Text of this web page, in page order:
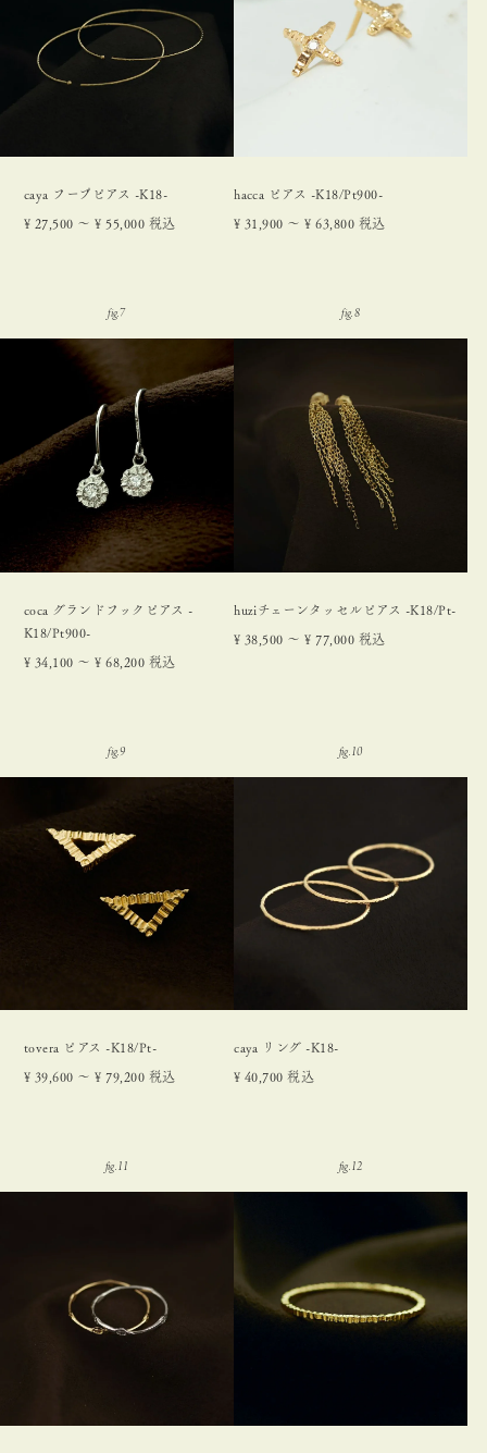
caya フープピアス -K18-
¥ 27,500 〜 ¥ 55,000 税込
hacca ピアス -K18/Pt900-
¥ 31,900 〜 ¥ 63,800 税込
coca グランドフックピアス -
K18/Pt900-
¥ 34,100 〜 ¥ 68,200 税込
huziチェーンタッセルピアス -K18/Pt-
¥ 38,500 〜 ¥ 77,000 税込
tovera ピアス -K18/Pt-
¥ 39,600 〜 ¥ 79,200 税込
caya リング -K18-
¥ 40,700 税込